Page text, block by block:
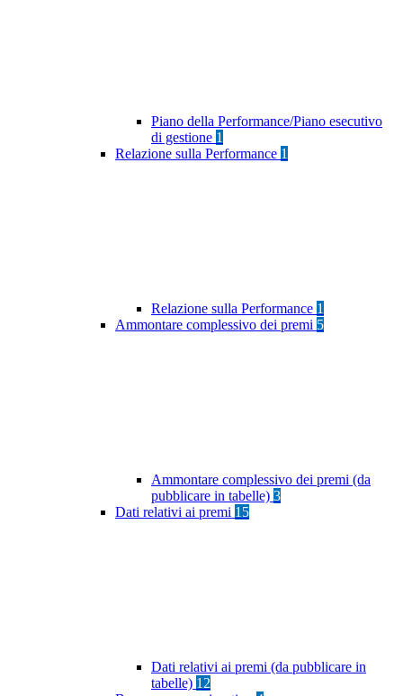
Piano della Performance/Piano esecutivo
di gestione 1
Relazione sulla Performance 1
Relazione sulla Performance 1
Ammontare complessivo dei premi 5
Ammontare complessivo dei premi (da
pubblicare in tabelle) 3
Dati relativi ai premi 15
Dati relativi ai premi (da pubblicare in
tabelle) 12